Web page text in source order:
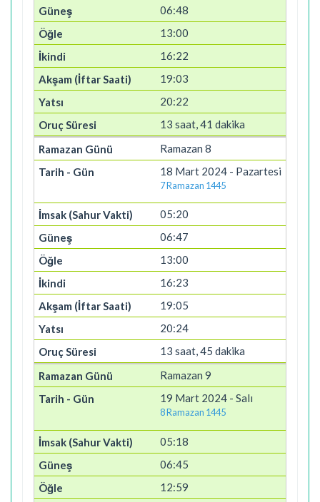
06:48
13:00
16:22
19:03
20:22
13 saat, 41 dakika
Ramazan 8
18 Mart 2024 - Pazartesi
7 Ramazan 1445
05:20
06:47
13:00
16:23
19:05
20:24
13 saat, 45 dakika
Ramazan 9
19 Mart 2024 - Salı
8 Ramazan 1445
05:18
06:45
12:59